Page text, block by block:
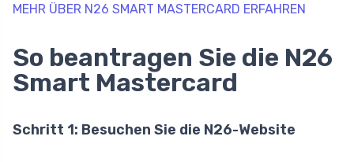
MEHR ÜBER N26 SMART MASTERCARD ERFAHREN
So beantragen Sie die N26
Smart Mastercard
Schritt 1: Besuchen Sie die N26-Website